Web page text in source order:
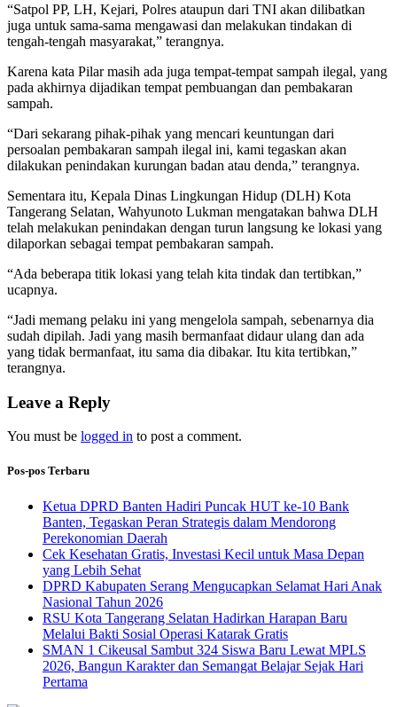
“Satpol PP, LH, Kejari, Polres ataupun dari TNI akan dilibatkan
juga untuk sama-sama mengawasi dan melakukan tindakan di
tengah-tengah masyarakat,” terangnya.
Karena kata Pilar masih ada juga tempat-tempat sampah ilegal, yang
pada akhirnya dijadikan tempat pembuangan dan pembakaran
sampah.
“Dari sekarang pihak-pihak yang mencari keuntungan dari
persoalan pembakaran sampah ilegal ini, kami tegaskan akan
dilakukan penindakan kurungan badan atau denda,” terangnya.
Sementara itu, Kepala Dinas Lingkungan Hidup (DLH) Kota
Tangerang Selatan, Wahyunoto Lukman mengatakan bahwa DLH
telah melakukan penindakan dengan turun langsung ke lokasi yang
dilaporkan sebagai tempat pembakaran sampah.
“Ada beberapa titik lokasi yang telah kita tindak dan tertibkan,”
ucapnya.
“Jadi memang pelaku ini yang mengelola sampah, sebenarnya dia
sudah dipilah. Jadi yang masih bermanfaat didaur ulang dan ada
yang tidak bermanfaat, itu sama dia dibakar. Itu kita tertibkan,”
terangnya.
Leave a Reply
You must be logged in to post a comment.
Pos-pos Terbaru
Ketua DPRD Banten Hadiri Puncak HUT ke-10 Bank
Banten, Tegaskan Peran Strategis dalam Mendorong
Perekonomian Daerah
Cek Kesehatan Gratis, Investasi Kecil untuk Masa Depan
yang Lebih Sehat
DPRD Kabupaten Serang Mengucapkan Selamat Hari Anak
Nasional Tahun 2026
RSU Kota Tangerang Selatan Hadirkan Harapan Baru
Melalui Bakti Sosial Operasi Katarak Gratis
SMAN 1 Cikeusal Sambut 324 Siswa Baru Lewat MPLS
2026, Bangun Karakter dan Semangat Belajar Sejak Hari
Pertama